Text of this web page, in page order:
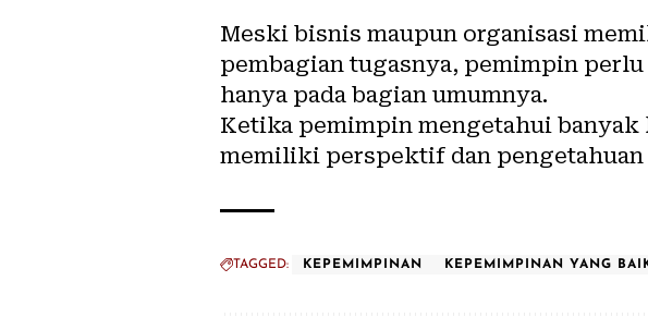
Meski bisnis maupun organisasi
pembagian tugasnya, pemimpin
hanya pada bagian umumnya.
Ketika pemimpin mengetahui banyak
memiliki perspektif dan pengetahuan
TAGGED: KEPEMIMPINAN KEPEMIMPINAN YANG